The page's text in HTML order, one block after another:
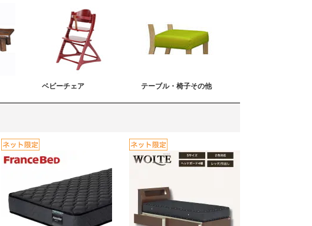
ベビーチェア テーブル・椅子その他